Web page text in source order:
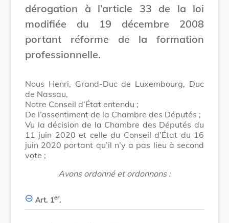
dérogation à l’article 33 de la loi
modifiée du 19 décembre 2008
portant réforme de la formation
professionnelle.
Nous Henri, Grand-Duc de Luxembourg, Duc
de Nassau,
Notre Conseil d’État entendu ;
De l’assentiment de la Chambre des Députés ;
Vu la décision de la Chambre des Députés du
11 juin 2020 et celle du Conseil d’État du 16
juin 2020 portant qu’il n’y a pas lieu à second
vote ;
Avons ordonné et ordonnons :
Art. 1er.